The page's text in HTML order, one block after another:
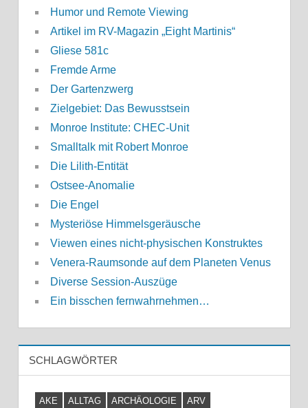
Humor und Remote Viewing
Artikel im RV-Magazin „Eight Martinis“
Gliese 581c
Fremde Arme
Der Gartenzwerg
Zielgebiet: Das Bewusstsein
Monroe Institute: CHEC-Unit
Smalltalk mit Robert Monroe
Die Lilith-Entität
Ostsee-Anomalie
Die Engel
Mysteriöse Himmelsgeräusche
Viewen eines nicht-physischen Konstruktes
Venera-Raumsonde auf dem Planeten Venus
Diverse Session-Auszüge
Ein bisschen fernwahrnehmen…
SCHLAGWÖRTER
AKE ALLTAG ARCHÄOLOGIE
ARV